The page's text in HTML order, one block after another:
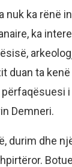
nuk ka rënë
ka
duan ta
Demneri.
durim dhe